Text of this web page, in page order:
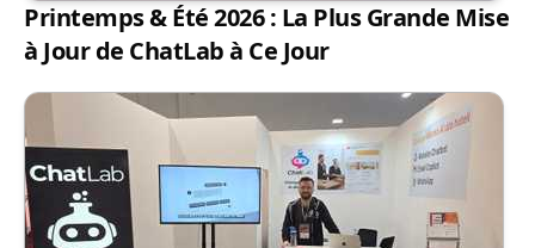
Printemps & Été 2026 : La Plus Grande Mise
à Jour de ChatLab à Ce Jour